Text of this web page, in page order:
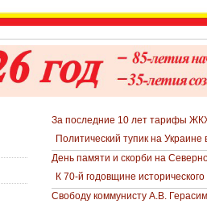
За последние 10 лет тарифы
Политический тупик на Украине
День памяти и скорби на
К 70-й годовщине
Свободу коммунисту А.В.